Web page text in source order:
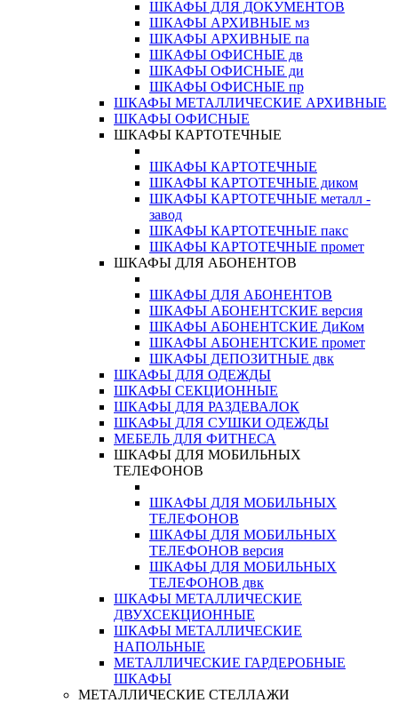
ШКАФЫ ДЛЯ ДОКУМЕНТОВ
ШКАФЫ АРХИВНЫЕ мз
ШКАФЫ АРХИВНЫЕ па
ШКАФЫ ОФИСНЫЕ дв
ШКАФЫ ОФИСНЫЕ ди
ШКАФЫ ОФИСНЫЕ пр
ШКАФЫ МЕТАЛЛИЧЕСКИЕ АРХИВНЫЕ
ШКАФЫ ОФИСНЫЕ
ШКАФЫ КАРТОТЕЧНЫЕ
ШКАФЫ КАРТОТЕЧНЫЕ
ШКАФЫ КАРТОТЕЧНЫЕ диком
ШКАФЫ КАРТОТЕЧНЫЕ металл -
завод
ШКАФЫ КАРТОТЕЧНЫЕ пакс
ШКАФЫ КАРТОТЕЧНЫЕ промет
ШКАФЫ ДЛЯ АБОНЕНТОВ
ШКАФЫ ДЛЯ АБОНЕНТОВ
ШКАФЫ АБОНЕНТСКИЕ версия
ШКАФЫ АБОНЕНТСКИЕ ДиКом
ШКАФЫ АБОНЕНТСКИЕ промет
ШКАФЫ ДЕПОЗИТНЫЕ двк
ШКАФЫ ДЛЯ ОДЕЖДЫ
ШКАФЫ СЕКЦИОННЫЕ
ШКАФЫ ДЛЯ РАЗДЕВАЛОК
ШКАФЫ ДЛЯ СУШКИ ОДЕЖДЫ
МЕБЕЛЬ ДЛЯ ФИТНЕСА
ШКАФЫ ДЛЯ МОБИЛЬНЫХ
ТЕЛЕФОНОВ
ШКАФЫ ДЛЯ МОБИЛЬНЫХ
ТЕЛЕФОНОВ
ШКАФЫ ДЛЯ МОБИЛЬНЫХ
ТЕЛЕФОНОВ версия
ШКАФЫ ДЛЯ МОБИЛЬНЫХ
ТЕЛЕФОНОВ двк
ШКАФЫ МЕТАЛЛИЧЕСКИЕ
ДВУХСЕКЦИОННЫЕ
ШКАФЫ МЕТАЛЛИЧЕСКИЕ
НАПОЛЬНЫЕ
МЕТАЛЛИЧЕСКИЕ ГАРДЕРОБНЫЕ
ШКАФЫ
МЕТАЛЛИЧЕСКИЕ СТЕЛЛАЖИ